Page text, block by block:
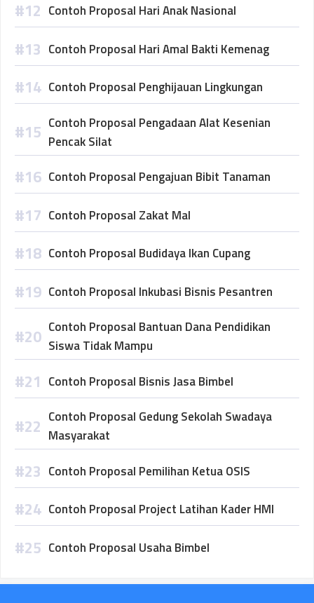
Contoh Proposal Hari Anak Nasional
Contoh Proposal Hari Amal Bakti Kemenag
Contoh Proposal Penghijauan Lingkungan
Contoh Proposal Pengadaan Alat Kesenian
Pencak Silat
Contoh Proposal Pengajuan Bibit Tanaman
Contoh Proposal Zakat Mal
Contoh Proposal Budidaya Ikan Cupang
Contoh Proposal Inkubasi Bisnis Pesantren
Contoh Proposal Bantuan Dana Pendidikan
Siswa Tidak Mampu
Contoh Proposal Bisnis Jasa Bimbel
Contoh Proposal Gedung Sekolah Swadaya
Masyarakat
Contoh Proposal Pemilihan Ketua OSIS
Contoh Proposal Project Latihan Kader HMI
Contoh Proposal Usaha Bimbel